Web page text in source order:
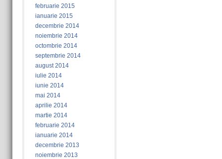
februarie 2015
ianuarie 2015
decembrie 2014
noiembrie 2014
octombrie 2014
septembrie 2014
august 2014
iulie 2014
iunie 2014
mai 2014
aprilie 2014
martie 2014
februarie 2014
ianuarie 2014
decembrie 2013
noiembrie 2013